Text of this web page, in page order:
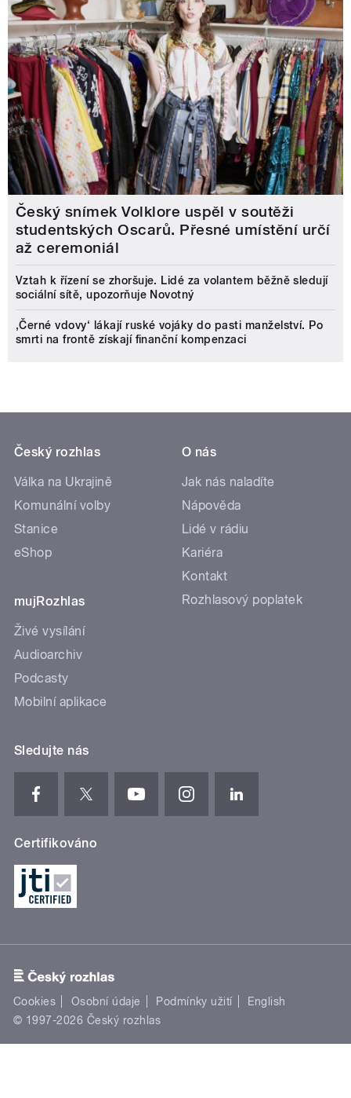
Český snímek Volklore uspěl v soutěži
studentských Oscarů. Přesné umístění určí
až ceremoniál
Vztah k řízení se zhoršuje. Lidé za volantem běžně sledují
sociální sítě, upozorňuje Novotný
‚Černé vdovy‘ lákají ruské vojáky do pasti manželství. Po
smrti na frontě získají finanční kompenzaci
Český rozhlas
Válka na Ukrajině
Komunální volby
Stanice
eShop
mujRozhlas
Živé vysílání
Audioarchiv
Podcasty
Mobilní aplikace
O nás
Jak nás naladíte
Nápověda
Lidé v rádiu
Kariéra
Kontakt
Rozhlasový poplatek
Sledujte nás
Certifikováno
Cookies Osobní údaje Podmínky užití
English
© 1997-2026 Český rozhlas